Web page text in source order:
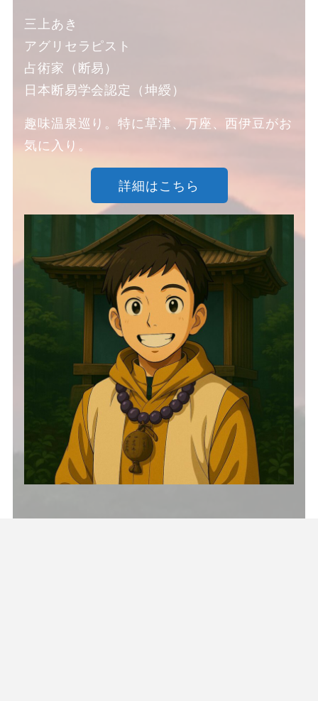
三上あき
アグリセラピスト
占術家（断易）
日本断易学会認定（坤綬）
趣味温泉巡り。特に草津、万座、西伊豆がお
気に入り。
詳細はこちら